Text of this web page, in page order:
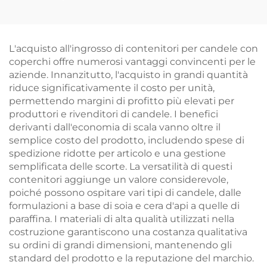
L'acquisto all'ingrosso di contenitori per candele con
coperchi offre numerosi vantaggi convincenti per le
aziende. Innanzitutto, l'acquisto in grandi quantità
riduce significativamente il costo per unità,
permettendo margini di profitto più elevati per
produttori e rivenditori di candele. I benefici
derivanti dall'economia di scala vanno oltre il
semplice costo del prodotto, includendo spese di
spedizione ridotte per articolo e una gestione
semplificata delle scorte. La versatilità di questi
contenitori aggiunge un valore considerevole,
poiché possono ospitare vari tipi di candele, dalle
formulazioni a base di soia e cera d'api a quelle di
paraffina. I materiali di alta qualità utilizzati nella
costruzione garantiscono una costanza qualitativa
su ordini di grandi dimensioni, mantenendo gli
standard del prodotto e la reputazione del marchio.